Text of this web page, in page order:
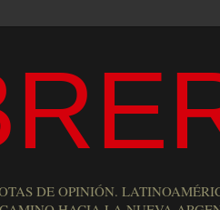
DE OPINIÓN.